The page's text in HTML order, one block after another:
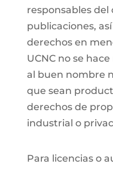
responsables
publicaciones,
derechos en
UCNC no se
al buen nombre
que sean
derechos de
industrial o
Para licencias o